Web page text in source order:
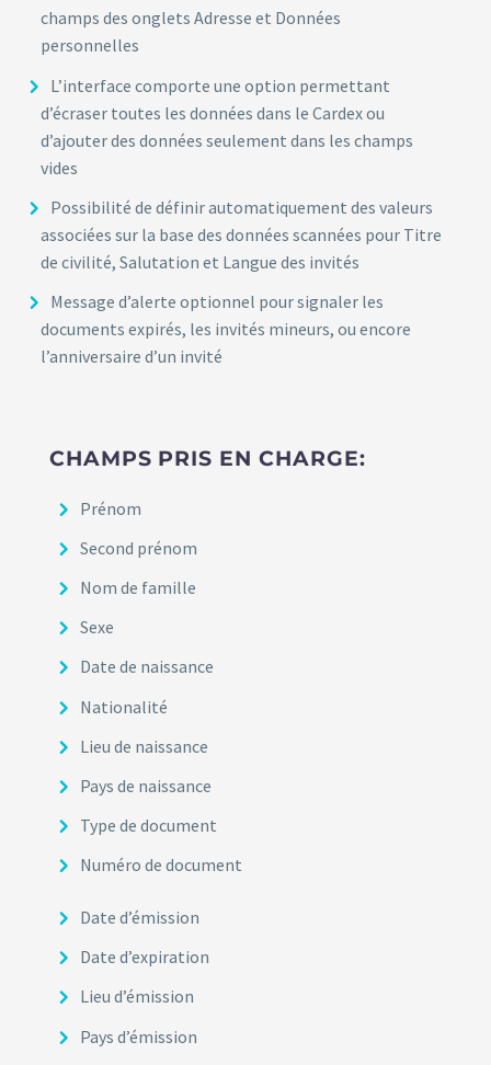
champs des onglets Adresse et Données
personnelles
L’interface comporte une option permettant
d’écraser toutes les données dans le Cardex ou
d’ajouter des données seulement dans les champs
vides
Possibilité de définir automatiquement des valeurs
associées sur la base des données scannées pour Titre
de civilité, Salutation et Langue des invités
Message d’alerte optionnel pour signaler les
documents expirés, les invités mineurs, ou encore
l’anniversaire d’un invité
CHAMPS PRIS EN CHARGE:
Prénom
Second prénom
Nom de famille
Sexe
Date de naissance
Nationalité
Lieu de naissance
Pays de naissance
Type de document
Numéro de document
Date d’émission
Date d’expiration
Lieu d’émission
Pays d’émission